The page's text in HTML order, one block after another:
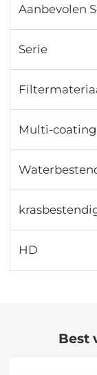
Aanbevolen
Serie
Multi-coating
HD
Best